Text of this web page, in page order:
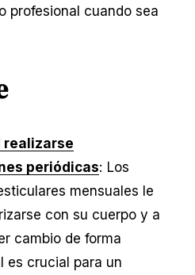
profesional cuando sea
realizarse
periódicas: Los
mensuales le
con su cuerpo y a
cambio de forma
es crucial para un